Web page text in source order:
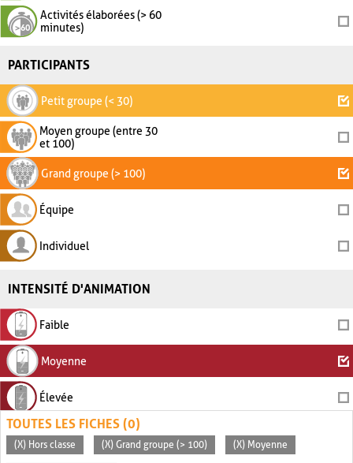
Activités élaborées (> 60
minutes)
PARTICIPANTS
Petit groupe (< 30)
Moyen groupe (entre 30
et 100)
Grand groupe (> 100)
Équipe
Individuel
INTENSITÉ D'ANIMATION
Faible
Moyenne
Élevée
TOUTES LES FICHES (0)
(X) Hors classe (X) Grand groupe (> 100) (X) Moyenne